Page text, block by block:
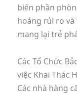
biến phần
hoảng rủi ro
mang lại trẻ
Các Tổ Chức
việc Khai Thác
Các nhà hàng